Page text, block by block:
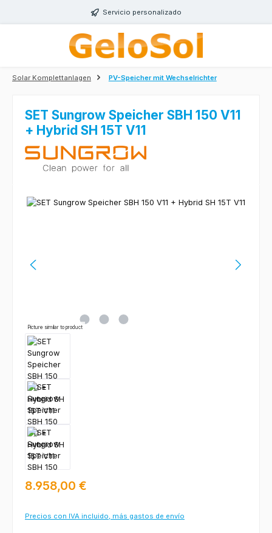
Saltar al contenido principalServicio personalizado
Solar Komplettanlagen PV-Speicher mit Wechselrichter
SET Sungrow Speicher SBH 150 V11
+ Hybrid SH 15T V11
Omitir galería de imágenes
Picture similar to product
Precio normal:
8.958,00 €
Precios con IVA incluido, más gastos de envío